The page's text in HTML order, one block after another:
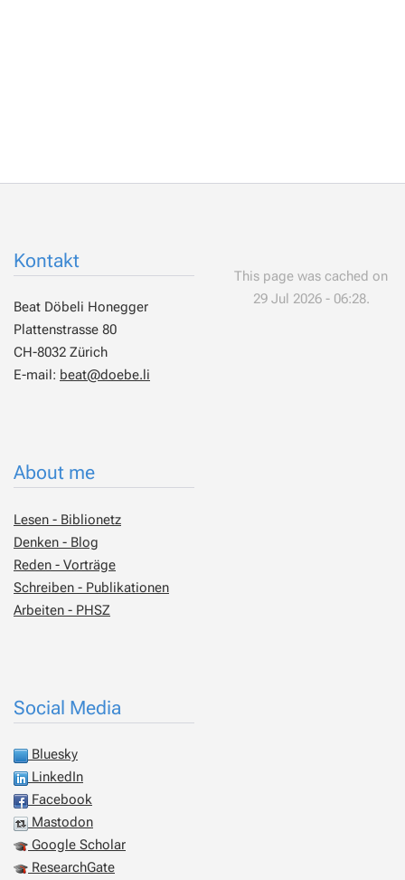
Kontakt
Beat Döbeli Honegger
Plattenstrasse 80
CH-8032 Zürich
E-mail: beat@doebe.li
About me
Lesen - Biblionetz
Denken - Blog
Reden - Vorträge
Schreiben - Publikationen
Arbeiten - PHSZ
Social Media
Bluesky
LinkedIn
Facebook
Mastodon
Google Scholar
ResearchGate
This page was cached on
29 Jul 2026 - 06:28.